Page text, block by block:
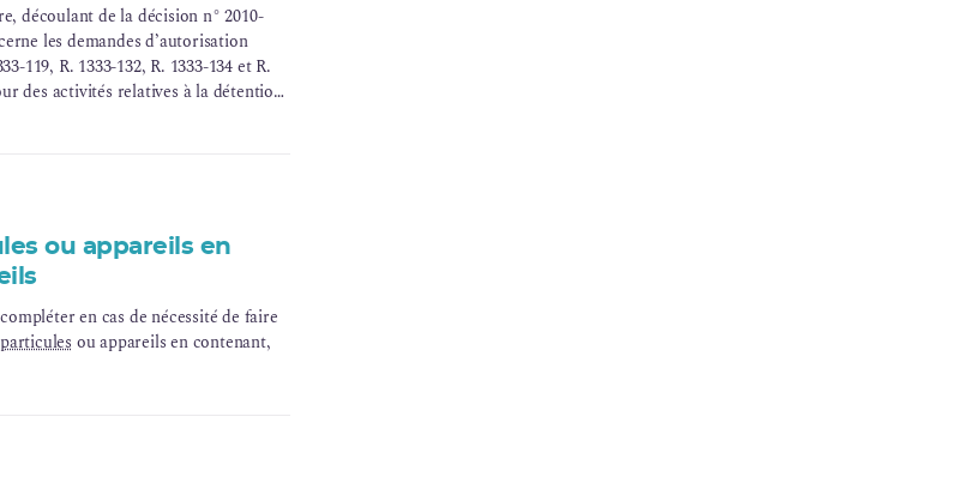
découlant de la décision n° 2010-
les demandes d’autorisation
119, R. 1333-132, R. 1333-134 et R.
des activités relatives à la détention
ou appareils en
en cas de nécessité de faire
ou appareils en contenant,